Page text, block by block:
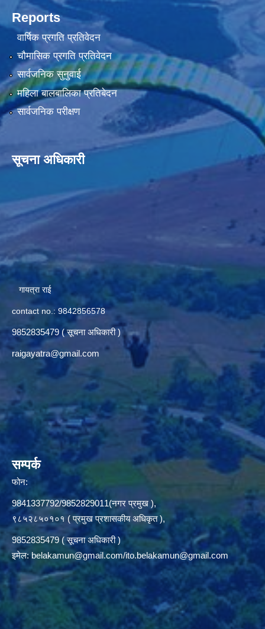
Reports
वार्षिक प्रगति प्रतिवेदन
चौमासिक प्रगति प्रतिवेदन
सार्वजनिक सुनुवाई
महिला बालबालिका प्रतिबेदन
सार्वजनिक परीक्षण
सूचना अधिकारी
गायत्रा राई
contact no.: 9842856578
9852835479 ( सूचना अधिकारी )
raigayatra@gmail.com
सम्पर्क
फोन:
9841337792/9852829011(नगर प्रमुख ),
९८५२८५०१०१ ( प्रमुख प्रशासकीय अधिकृत ),
9852835479 ( सूचना अधिकारी )
इमेल:belakamun@gmail.com/ito.belakamun@gmail.com